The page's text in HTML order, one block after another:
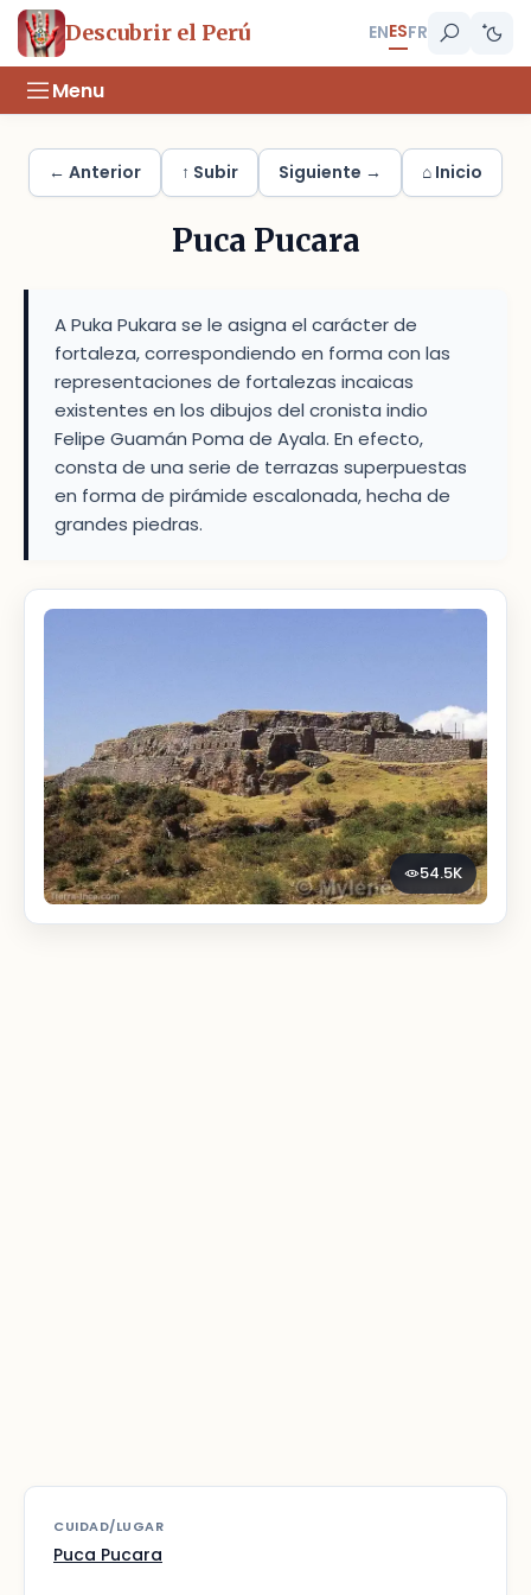
Descubrir el Perú ENESFR
Menu
← Anterior ↑ Subir Siguiente → ⌂ Inicio
Puca Pucara
A Puka Pukara se le asigna el carácter de
fortaleza, correspondiendo en forma con las
representaciones de fortalezas incaicas
existentes en los dibujos del cronista indio
Felipe Guamán Poma de Ayala. En efecto,
consta de una serie de terrazas superpuestas
en forma de pirámide escalonada, hecha de
grandes piedras.
54.5K
CUIDAD/LUGAR
Puca Pucara